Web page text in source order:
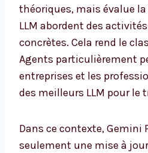
théoriques, mais évalue
LLM abordent des
concrètes. Cela rend le
Agents particulièrement
entreprises et les
des meilleurs LLM pour le
Dans ce contexte, Gemini
seulement une mise à